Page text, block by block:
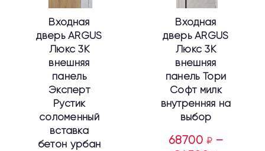
Входная
дверь ARGUS
Люкс 3К
внешняя
панель
Эксперт
Рустик
соломенный
вставка
бетон урбан
выбрать
на
странице
товара.
Входная
дверь ARGUS
Люкс 3К
внешняя
панель Тори
Софт милк
внутренняя на
выбор
68700 ₽ –
выбрать
на
странице
товара.